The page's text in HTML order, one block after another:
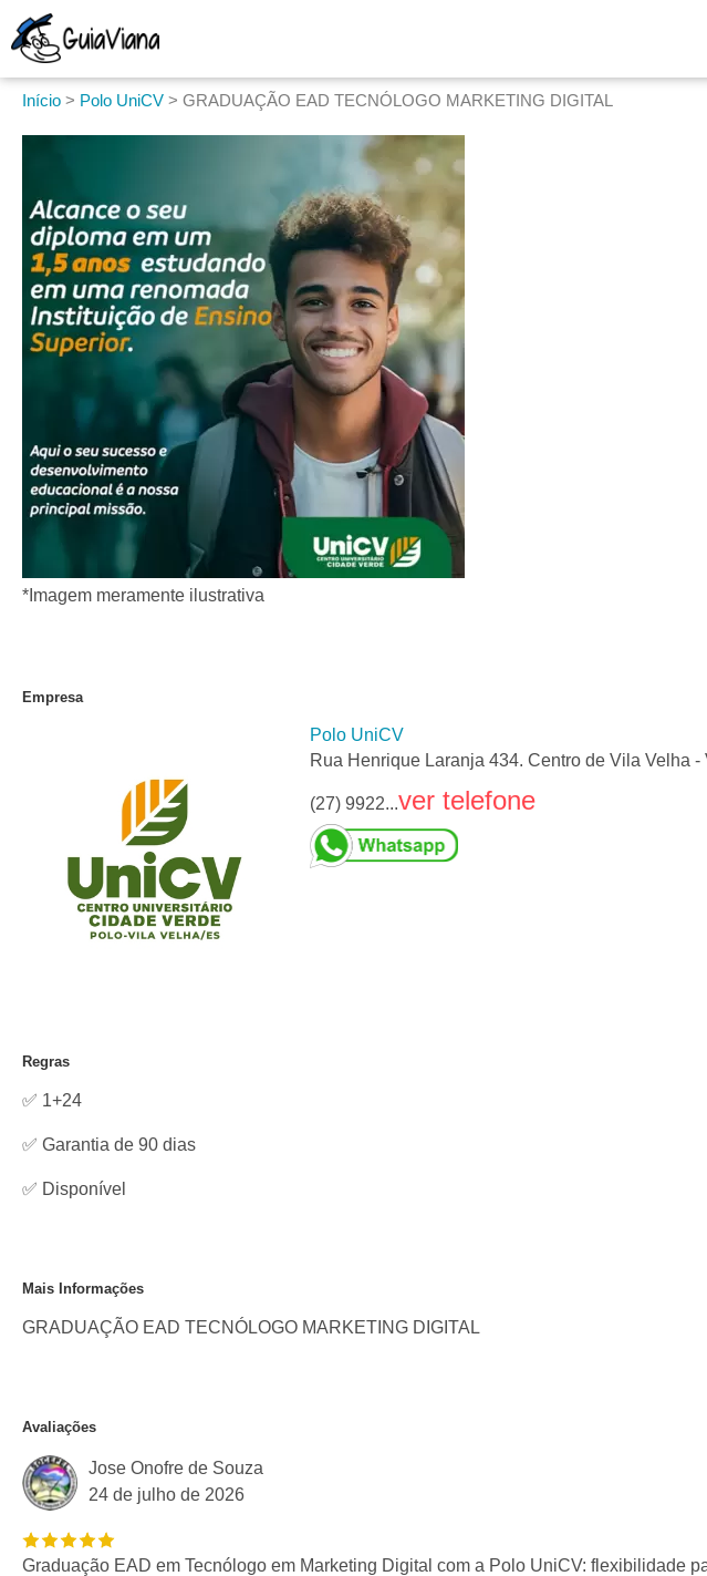
Início > Polo UniCV > GRADUAÇÃO EAD TECNÓLOGO MARKETING DIGITAL
*Imagem meramente ilustrativa
Empresa
Polo UniCV
Rua Henrique Laranja 434. Centro de Vila Velha -
(27) 9922...ver telefone
Regras
✅ 1+24
✅ Garantia de 90 dias
✅ Disponível
Mais Informações
GRADUAÇÃO EAD TECNÓLOGO MARKETING DIGITAL
Avaliações
Jose Onofre de Souza
24 de julho de 2026
Graduação EAD em Tecnólogo em Marketing Digital com a Polo UniCV: flexibilidade